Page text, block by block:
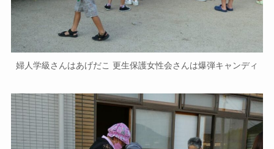
婦人学級さんはあげだこ 更生保護女性会さんは爆弾キャンディ